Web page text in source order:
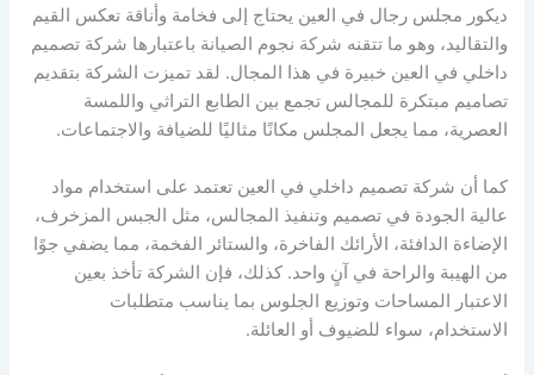
ديكور مجلس رجال في العين يحتاج إلى فخامة وأناقة تعكس القيم
والتقاليد، وهو ما تتقنه شركة نجوم الصيانة باعتبارها شركة تصميم
داخلي في العين خبيرة في هذا المجال. لقد تميزت الشركة بتقديم
تصاميم مبتكرة للمجالس تجمع بين الطابع التراثي واللمسة
العصرية، مما يجعل المجلس مكانًا مثاليًا للضيافة والاجتماعات.
كما أن شركة تصميم داخلي في العين تعتمد على استخدام مواد
عالية الجودة في تصميم وتنفيذ المجالس، مثل الجبس المزخرف،
الإضاءة الدافئة، الأرائك الفاخرة، والستائر الفخمة، مما يضفي جوًا
من الهيبة والراحة في آنٍ واحد. كذلك، فإن الشركة تأخذ بعين
الاعتبار المساحات وتوزيع الجلوس بما يناسب متطلبات
الاستخدام، سواء للضيوف أو العائلة.